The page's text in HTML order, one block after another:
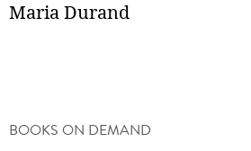
Maria Durand
BOOKS ON DEMAND